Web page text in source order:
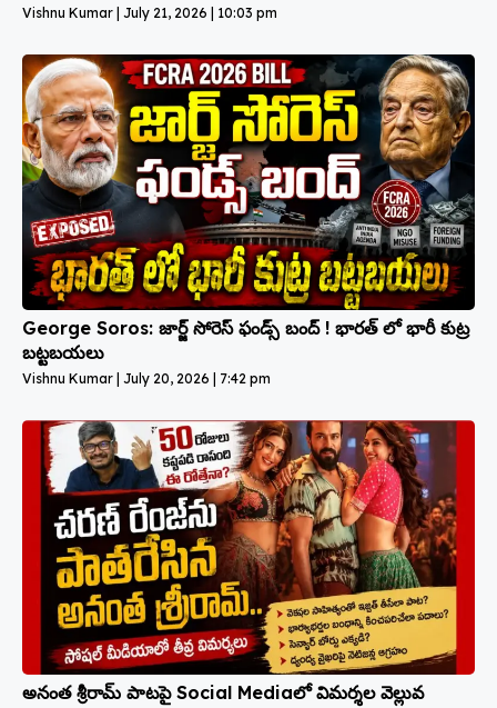
Vishnu Kumar July 21, 2026 10:03 pm
George Soros: జార్జ్ సోరెస్ ఫండ్స్ బంద్ ! భారత్ లో భారీ కుట్ర
బట్టబయలు
Vishnu Kumar July 20, 2026 7:42 pm
అనంత శ్రీరామ్ పాటపై Social Mediaలో విమర్శల వెల్లువ